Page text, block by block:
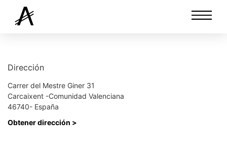
Dirección
Carrer del Mestre Giner 31
Carcaixent -Comunidad Valenciana
46740- España
Obtener dirección >